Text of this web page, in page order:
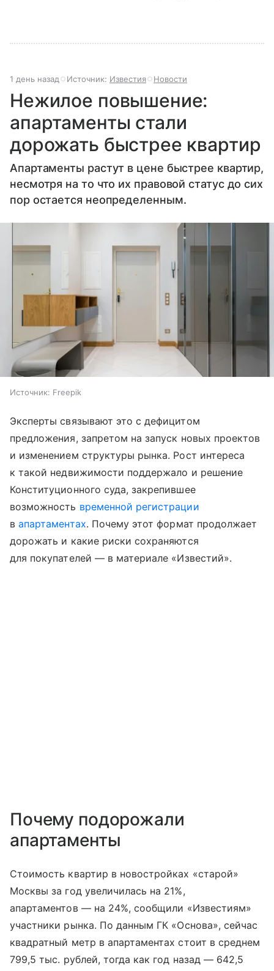
1 день назад Источник: Известия Новости
Нежилое повышение:
апартаменты стали
дорожать быстрее квартир
Апартаменты растут в цене быстрее квартир,
несмотря на то что их правовой статус до сих
пор остается неопределенным.
Источник: Freepik
Эксперты связывают это с дефицитом
предложения, запретом на запуск новых проектов
и изменением структуры рынка. Рост интереса
к такой недвижимости поддержало и решение
Конституционного суда, закрепившее
возможность временной регистрации
вапартаментах. Почему этот формат продолжает
дорожать и какие риски сохраняются
для покупателей — в материале «Известий».
Почему подорожали
апартаменты
Стоимость квартир в новостройках «старой»
Москвы за год увеличилась на 21%,
апартаментов — на 24%, сообщили «Известиям»
участники рынка. По данным ГК «Основа», сейчас
квадратный метр в апартаментах стоит в среднем
799,5 тыс. рублей, тогда как год назад — 642,5